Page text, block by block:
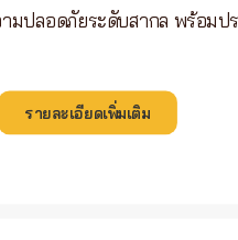
มปลอดภัยระดับสากล พร้อม
รายละเอียดเพิ่มเติม